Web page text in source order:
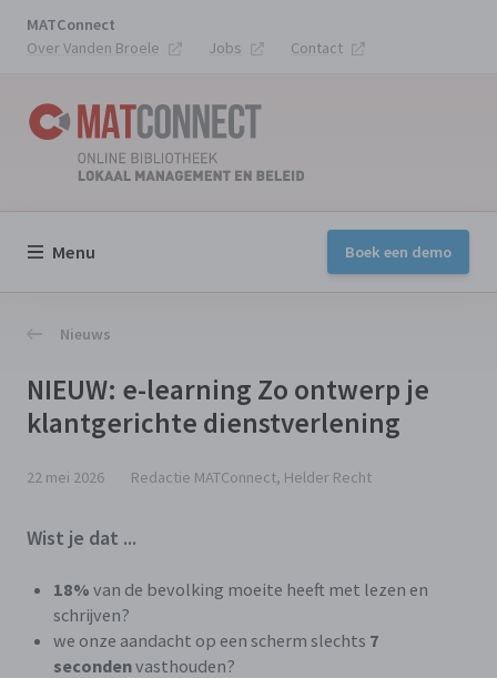
MATConnect
Over Vanden Broele
Jobs Contact
Menu Boek een demo
Nieuws
NIEUW: e-learning Zo ontwerp je
klantgerichte dienstverlening
22 mei 2026 Redactie MATConnect, Helder Recht
Wist je dat ...
18% van de bevolking moeite heeft met lezen en
schrijven?
we onze aandacht op een scherm slechts 7
secondenvasthouden?